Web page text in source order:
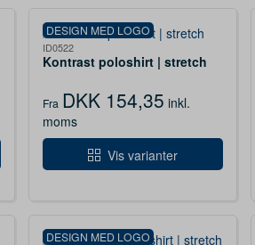
DESIGN MED LOGO
ID0522
Kontrast poloshirt | stretch
Fra DKK 154,35 inkl.
moms
Vis varianter
DESIGN MED LOGO